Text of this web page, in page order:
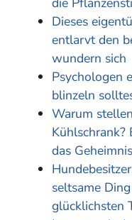
Dieses
entlarvt den
wundern sich
Psychologen
blinzeln
Warum
das Geheimnis
seltsame
glücklichsten